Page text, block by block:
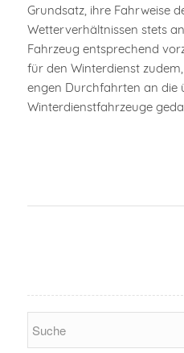
Grundsatz, ihre Fahrweise
Wetterverhältnissen stets
Fahrzeug entsprechend
für den Winterdienst
engen Durchfahrten an die
Winterdienstfahrzeuge